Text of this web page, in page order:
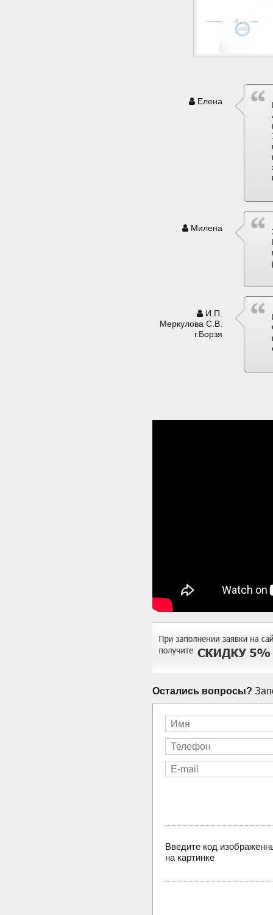
Елена
Милена
И.П.
Меркулова С.В.
г.Борзя
Остались вопросы?
Введите код
на картинке